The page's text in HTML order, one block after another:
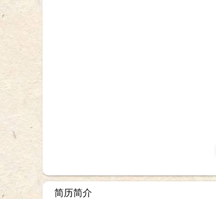
简历简介